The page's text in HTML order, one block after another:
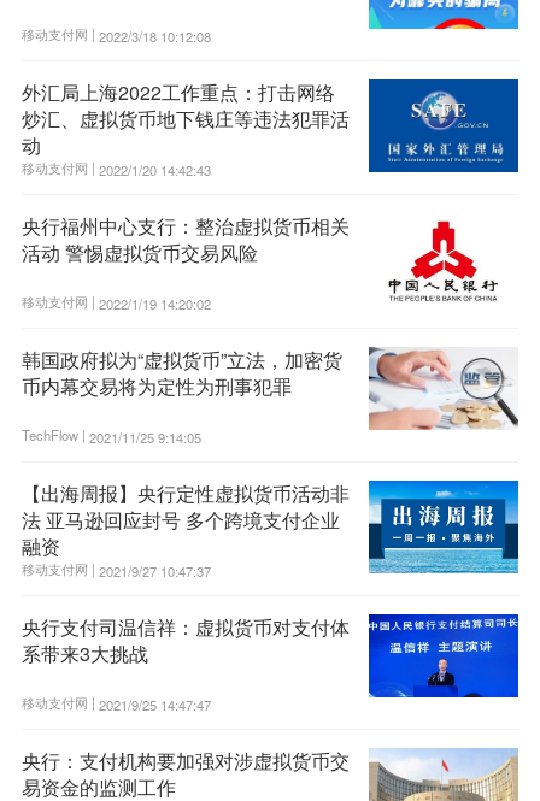
移动支付网 | 2022/3/18 10:12:08
外汇局上海2022工作重点：打击网络
炒汇、虚拟货币地下钱庄等违法犯罪活
动
移动支付网 | 2022/1/20 14:42:43
央行福州中心支行：整治虚拟货币相关
活动 警惕虚拟货币交易风险
移动支付网 | 2022/1/19 14:20:02
韩国政府拟为“虚拟货币”立法，加密货
币内幕交易将为定性为刑事犯罪
TechFlow | 2021/11/25 9:14:05
【出海周报】央行定性虚拟货币活动非
法 亚马逊回应封号 多个跨境支付企业
融资
移动支付网 | 2021/9/27 10:47:37
央行支付司温信祥：虚拟货币对支付体
系带来3大挑战
移动支付网 | 2021/9/25 14:47:47
央行：支付机构要加强对涉虚拟货币交
易资金的监测工作